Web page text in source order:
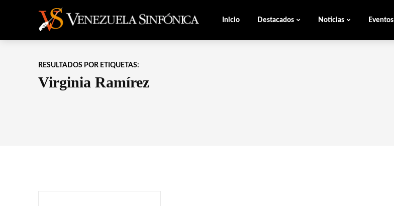
Inicio Destacados Noticias Eventos
RESULTADOS POR ETIQUETAS:
Virginia Ramírez